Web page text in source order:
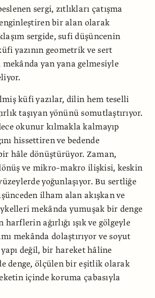
sergi, zıtlıkları çatışma
bir alan olarak
sergide, sufi düşüncenin
yazının geometrik ve sert
yan yana gelmesiyle
küfi yazılar, dilin hem teselli
taşıyan yönünü somutlaştırıyor.
okunur kılmakla kalmayıp
hissettiren ve bedende
hâle dönüştürüyor. Zaman,
ve mikro–makro ilişkisi, keskin
yoğunlaşıyor. Bu sertliğe
ilham alan akışkan ve
mekânda yumuşak bir denge
harflerin ağırlığı ışık ve gölgeyle
mekânda dolaştırıyor ve soyut
değil, bir hareket hâline
denge, ölçülen bir eşitlik olarak
içinde koruma çabasıyla